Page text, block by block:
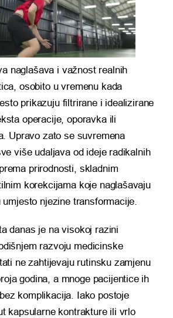
naglašava i važnost realnih
osobito u vremenu kada
prikazuju filtrirane i idealizirane
operacije, oporavka ili
Upravo zato se suvremena
više udaljava od ideje radikalnih
prirodnosti, skladnim
korekcijama koje naglašavaju
umjesto njezine transformacije.
danas je na visokoj razini
razvoju medicinske
ne zahtijevaju rutinsku zamjenu
godina, a mnoge pacijentice ih
komplikacija. Iako postoje
kapsularne kontrakture ili vrlo